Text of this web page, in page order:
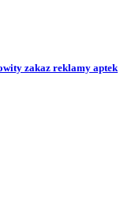
zakaz reklamy aptek